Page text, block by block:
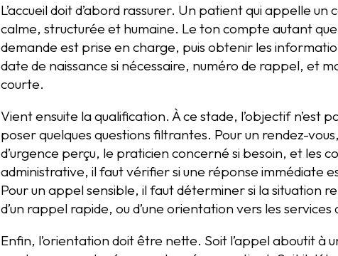
L’accueil doit d’abord rassurer. Un patient qui appelle
calme, structurée et humaine. Le ton compte autant
demande est prise en charge, puis obtenir les
date de naissance si nécessaire, numéro de rappel, et
courte.
Vient ensuite la qualification. À ce stade, l’objectif n’est
poser quelques questions filtrantes. Pour un rendez-
d’urgence perçu, le praticien concerné si besoin, et les
administrative, il faut vérifier si une réponse immédiate
Pour un appel sensible, il faut déterminer si la situation
d’un rappel rapide, ou d’une orientation vers les services
Enfin, l’orientation doit être nette. Soit l’appel aboutit à